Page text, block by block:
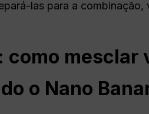
las para a
como mesclar
o Nano